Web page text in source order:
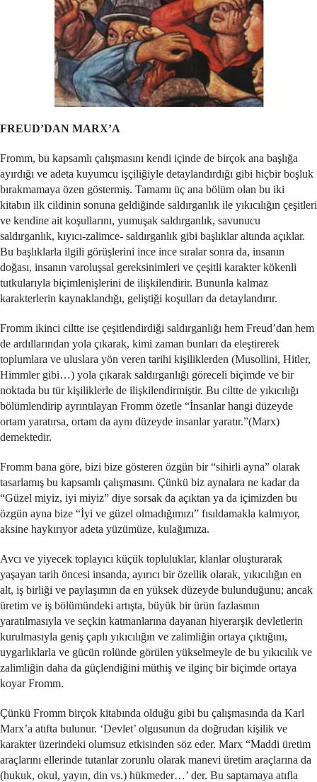
FREUD’DAN MARX’A
Fromm, bu kapsamlı çalışmasını kendi içinde de birçok ana başlığa
ayırdığı ve adeta kuyumcu işçiliğiyle detaylandırdığı gibi hiçbir boşluk
bırakmamaya özen göstermiş. Tamamı üç ana bölüm olan bu iki
kitabın ilk cildinin sonuna geldiğinde saldırganlık ile yıkıcılığın çeşitleri
ve kendine ait koşullarını, yumuşak saldırganlık, savunucu
saldırganlık, kıyıcı-zalimce- saldırganlık gibi başlıklar altında açıklar.
Bu başlıklarla ilgili görüşlerini ince ince sıralar sonra da, insanın
doğası, insanın varoluşsal gereksinimleri ve çeşitli karakter kökenli
tutkularıyla biçimlenişlerini de ilişkilendirir. Bununla kalmaz
karakterlerin kaynaklandığı, geliştiği koşulları da detaylandırır.
Fromm ikinci ciltte ise çeşitlendirdiği saldırganlığı hem Freud’dan hem
de ardıllarından yola çıkarak, kimi zaman bunları da eleştirerek
toplumlara ve uluslara yön veren tarihi kişiliklerden (Musollini, Hitler,
Himmler gibi…) yola çıkarak saldırganlığı göreceli biçimde ve bir
noktada bu tür kişiliklerle de ilişkilendirmiştir. Bu ciltte de yıkıcılığı
bölümlendirip ayrıntılayan Fromm özetle “İnsanlar hangi düzeyde
ortam yaratırsa, ortam da aynı düzeyde insanlar yaratır.”(Marx)
demektedir.
Fromm bana göre, bizi bize gösteren özgün bir “sihirli ayna” olarak
tasarlamış bu kapsamlı çalışmasını. Çünkü biz aynalara ne kadar da
“Güzel miyiz, iyi miyiz” diye sorsak da açıktan ya da içimizden bu
özgün ayna bize “İyi ve güzel olmadığımızı” fısıldamakla kalmıyor,
aksine haykırıyor adeta yüzümüze, kulağımıza.
Avcı ve yiyecek toplayıcı küçük topluluklar, klanlar oluşturarak
yaşayan tarih öncesi insanda, ayırıcı bir özellik olarak, yıkıcılığın en
alt, iş birliği ve paylaşımın da en yüksek düzeyde bulunduğunu; ancak
üretim ve iş bölümündeki artışta, büyük bir ürün fazlasının
yaratılmasıyla ve seçkin katmanlarına dayanan hiyerarşik devletlerin
kurulmasıyla geniş çaplı yıkıcılığın ve zalimliğin ortaya çıktığını,
uygarlıklarla ve gücün rolünde görülen yükselmeyle de bu yıkıcılık ve
zalimliğin daha da güçlendiğini müthiş ve ilginç bir biçimde ortaya
koyar Fromm.
Çünkü Fromm birçok kitabında olduğu gibi bu çalışmasında da Karl
Marx’a atıfta bulunur. ‘Devlet’ olgusunun da doğrudan kişilik ve
karakter üzerindeki olumsuz etkisinden söz eder. Marx “Maddi üretim
araçlarını ellerinde tutanlar zorunlu olarak manevi üretim araçlarına da
(hukuk, okul, yayın, din vs.) hükmeder…’ der. Bu saptamaya atıfla